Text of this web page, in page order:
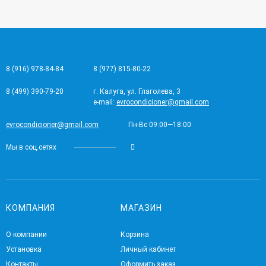
8 (916) 978-84-84 8 (977) 815-80-22
8 (499) 390-79-20
г. Калуга, ул. Глаголева, 3
e-mail: evrocondicioner@gmail.com
evrocondicioner@gmail.com Пн-Вс 09:00—18:00
Мы в соц.сетях
КОМПАНИЯ
О компании
Установка
Контакты
МАГАЗИН
Корзина
Личный кабинет
Оформить заказ